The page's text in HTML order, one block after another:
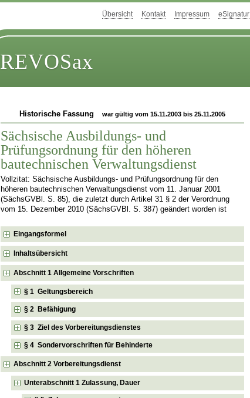
Übersicht Kontakt Impressum eSignatur
REVOSax
Historische Fassung war gültig vom 15.11.2003 bis 25.11.2005
Sächsische Ausbildungs- und
Prüfungsordnung für den höheren
bautechnischen Verwaltungsdienst
Vollzitat: Sächsische Ausbildungs- und Prüfungsordnung für den
höheren bautechnischen Verwaltungsdienst vom 11. Januar 2001
(SächsGVBl. S. 85), die zuletzt durch Artikel 31 § 2 der Verordnung
vom 15. Dezember 2010 (SächsGVBl. S. 387) geändert worden ist
Eingangsformel
Inhaltsübersicht
Abschnitt 1 Allgemeine Vorschriften
§ 1 Geltungsbereich
§ 2 Befähigung
§ 3 Ziel des Vorbereitungsdienstes
§ 4 Sondervorschriften für Behinderte
Abschnitt 2 Vorbereitungsdienst
Unterabschnitt 1 Zulassung, Dauer